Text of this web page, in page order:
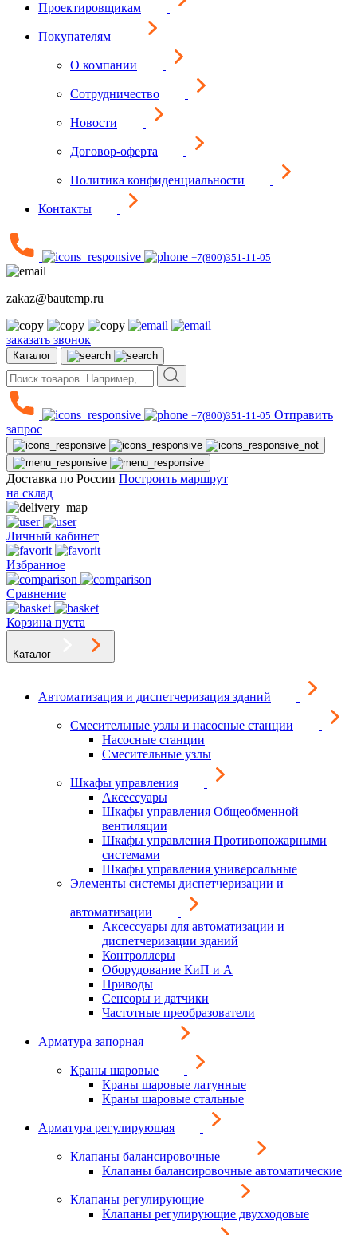
Проектировщикам
Покупателям
О компании
Сотрудничество
Новости
Договор-оферта
Политика конфиденциальности
Контакты
+7(800)351-11-05
zakaz@bautemp.ru
заказать звонок
Каталог
+7(800)351-11-05 Отправить
запрос
Доставка по России Построить маршрут
на склад
Личный кабинет
Избранное
Сравнение
Корзина пуста
Каталог
Автоматизация и диспетчеризация зданий
Смесительные узлы и насосные станции
Насосные станции
Смесительные узлы
Шкафы управления
Аксессуары
Шкафы управления Общеобменной
вентиляции
Шкафы управления Противопожарными
системами
Шкафы управления универсальные
Элементы системы диспетчеризации и
автоматизации
Аксессуары для автоматизации и
диспетчеризации зданий
Контроллеры
Оборудование КиП и А
Приводы
Сенсоры и датчики
Частотные преобразователи
Арматура запорная
Краны шаровые
Краны шаровые латунные
Краны шаровые стальные
Арматура регулирующая
Клапаны балансировочные
Клапаны балансировочные автоматические
Клапаны регулирующие
Клапаны регулирующие двухходовые